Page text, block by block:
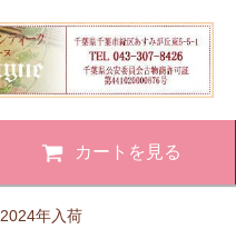
カートを見る
2024年入荷